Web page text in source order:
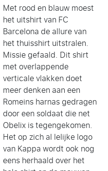
Met rood en blauw moest
het uitshirt van FC
Barcelona de allure van
het thuisshirt uitstralen.
Missie gefaald. Dit shirt
met overlappende
verticale vlakken doet
meer denken aan een
Romeins harnas gedragen
door een soldaat die net
Obelix is tegengekomen.
Het op zich al lelijke logo
van Kappa wordt ook nog
eens herhaald over het